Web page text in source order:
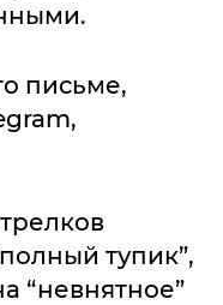
письме,
тупик”,
“невнятное”